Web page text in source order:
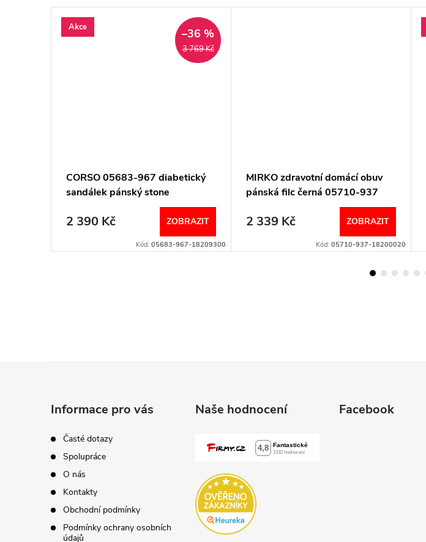
Akce
3 769 Kč
–36 %
CORSO 05683-967 diabetický
sandálek pánský stone
2 390 Kč ZOBRAZIT
Kód: 05683-967-18209300
MIRKO zdravotní domácí obuv
pánská filc černá 05710-937
2 339 Kč ZOBRAZIT
Kód: 05710-937-18200020
Informace pro vás
Časté dotazy
Spolupráce
O nás
Kontakty
Obchodní podmínky
Podmínky ochrany osobních
údajů
Naše hodnocení Facebook